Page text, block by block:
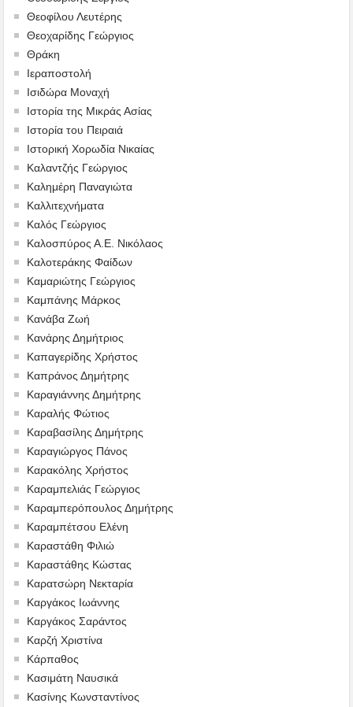
Θεοφίλου Λευτέρης
Θεοχαρίδης Γεώργιος
Θράκη
Ιεραποστολή
Ισιδώρα Μοναχή
Ιστορία της Μικράς Ασίας
Ιστορία του Πειραιά
Ιστορική Χορωδία Νικαίας
Καλαντζής Γεώργιος
Καλημέρη Παναγιώτα
Καλλιτεχνήματα
Καλός Γεώργιος
Καλοσπύρος Α.Ε. Νικόλαος
Καλοτεράκης Φαίδων
Καμαριώτης Γεώργιος
Καμπάνης Μάρκος
Κανάβα Ζωή
Κανάρης Δημήτριος
Καπαγερίδης Χρήστος
Καπράνος Δημήτρης
Καραγιάννης Δημήτρης
Καραλής Φώτιος
Καραβασίλης Δημήτρης
Καραγιώργος Πάνος
Καρακόλης Χρήστος
Καραμπελιάς Γεώργιος
Καραμπερόπουλος Δημήτρης
Καραμπέτσου Ελένη
Καραστάθη Φιλιώ
Καραστάθης Κώστας
Καρατσώρη Νεκταρία
Καργάκος Ιωάννης
Καργάκος Σαράντος
Καρζή Χριστίνα
Κάρπαθος
Κασιμάτη Ναυσικά
Κασίνης Κωνσταντίνος